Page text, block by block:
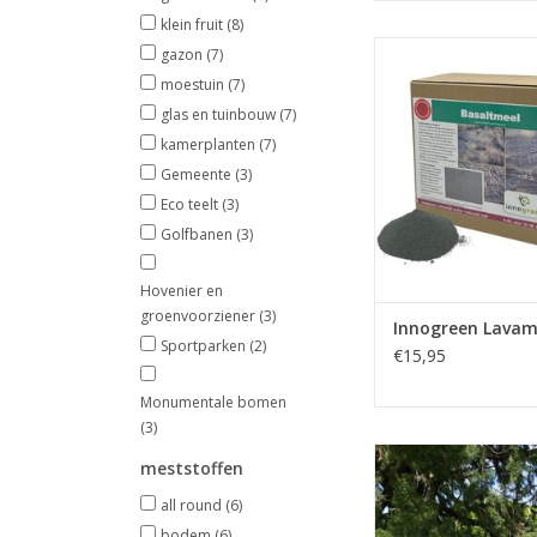
klein fruit (8)
gazon (7)
moestuin (7)
glas en tuinbouw (7)
kamerplanten (7)
Gemeente (3)
Eco teelt (3)
Golfbanen (3)
Hovenier en
groenvoorziener (3)
Sportparken (2)
Monumentale bomen
(3)
meststoffen
all round (6)
gesteente
bodemstructuur
TOEVOEGEN AAN
Innogreen
€15,95
Onderzoek van het
van een
Bij werkzaamheden
een boom wil je het